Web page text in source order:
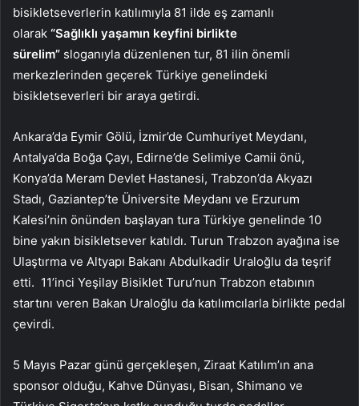
bisikletseverlerin katılımıyla 81 ilde eş zamanlı
olarak “Sağlıklı yaşamın keyfini birlikte
sürelim” sloganıyla düzenlenen tur, 81 ilin önemli
merkezlerinden geçerek Türkiye genelindeki
bisikletseverleri bir araya getirdi.
Ankara’da Eymir Gölü, İzmir’de Cumhuriyet Meydanı,
Antalya’da Boğa Çayı, Edirne’de Selimiye Camii önü,
Konya’da Meram Devlet Hastanesi, Trabzon’da Akyazı
Stadı, Gaziantep’te Üniversite Meydanı ve Erzurum
Kalesi’nin önünden başlayan tura Türkiye genelinde 10
bine yakın bisikletsever katıldı. Turun Trabzon ayağına ise
Ulaştırma ve Altyapı Bakanı Abdulkadir Uraloğlu da teşrif
etti. 11’inci Yeşilay Bisiklet Turu’nun Trabzon etabının
startını veren Bakan Uraloğlu da katılımcılarla birlikte pedal
çevirdi.
5 Mayıs Pazar günü gerçekleşen, Ziraat Katılım’ın ana
sponsor olduğu, Kahve Dünyası, Bisan, Shimano ve